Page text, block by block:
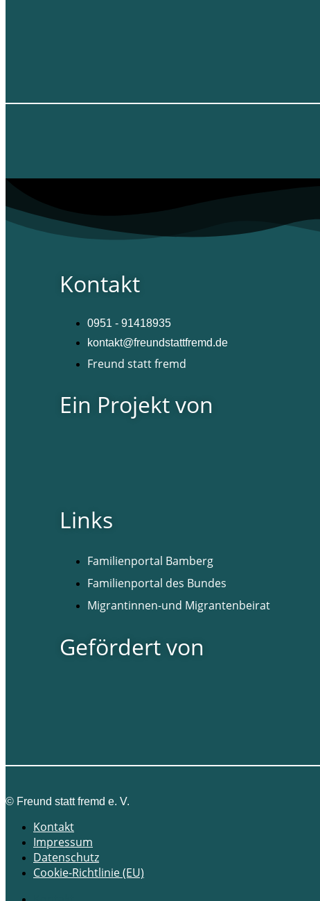
Kontakt
0951 - 91418935
kontakt@freundstattfremd.de
Freund statt fremd
Ein Projekt von
Links
Familienportal Bamberg
Familienportal des Bundes
Migrantinnen-und Migrantenbeirat
Gefördert von
© Freund statt fremd e. V.
Kontakt
Impressum
Datenschutz
Cookie-Richtlinie (EU)